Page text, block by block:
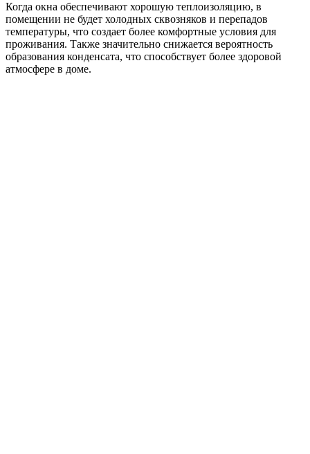
Когда окна обеспечивают хорошую теплоизоляцию, в
помещении не будет холодных сквозняков и перепадов
температуры, что создает более комфортные условия для
проживания. Также значительно снижается вероятность
образования конденсата, что способствует более здоровой
атмосфере в доме.